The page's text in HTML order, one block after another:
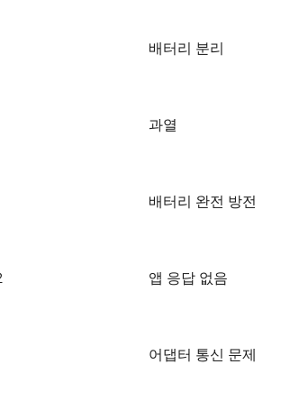
배터리 분리
과열
배터리 완전 방전
앱 응답 없음
어댑터 통신 문제